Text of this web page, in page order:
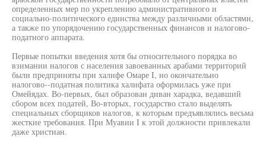
определенных мер по укреплению административного и
социально-политического единства между различными областями,
а также по упорядочению государственных финансов и налогово-
податного аппарата.
Первые попытки введения хотя бы относительного порядка во
взимании налогов с населения завоеванных арабами территорий
были предприняты при халифе Омаре I, но окончательно
налогово--податная политика халифата оформилась уже при
Омейядах. Во-первых, был образован диван харадка, ведавший
сбором всех податей, Во-вторых, государство стало выделять
специальных сборщиков налогов, к которым предъявлялись весьма
жесткие требования. При Муавии I к этой должности привлекали
даже христиан.